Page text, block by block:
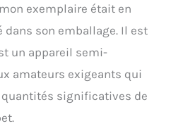
60 dB, son
fonctionnement est
Toutes les parties en
contact avec les aliments
amovibles pour un
nettoyage d'une simplicité
exemplaire était en
son emballage. Il est
un appareil semi-
amateurs exigeants qui
significatives de